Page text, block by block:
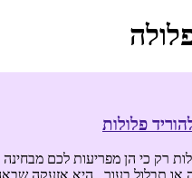
פלולות
רק כי הן מפריעות לכם